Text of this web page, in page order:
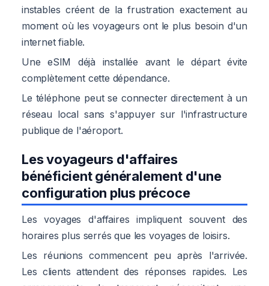
instables créent de la frustration exactement au
moment où les voyageurs ont le plus besoin d'un
internet fiable.
Une eSIM déjà installée avant le départ évite
complètement cette dépendance.
Le téléphone peut se connecter directement à un
réseau local sans s'appuyer sur l'infrastructure
publique de l'aéroport.
Les voyageurs d'affaires
bénéficient généralement d'une
configuration plus précoce
Les voyages d'affaires impliquent souvent des
horaires plus serrés que les voyages de loisirs.
Les réunions commencent peu après l'arrivée.
Les clients attendent des réponses rapides. Les